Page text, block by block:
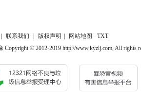
联系我们 版权声明 网站地图
TXT
© 2012-2019 http://www.kyzlj.com, All rights